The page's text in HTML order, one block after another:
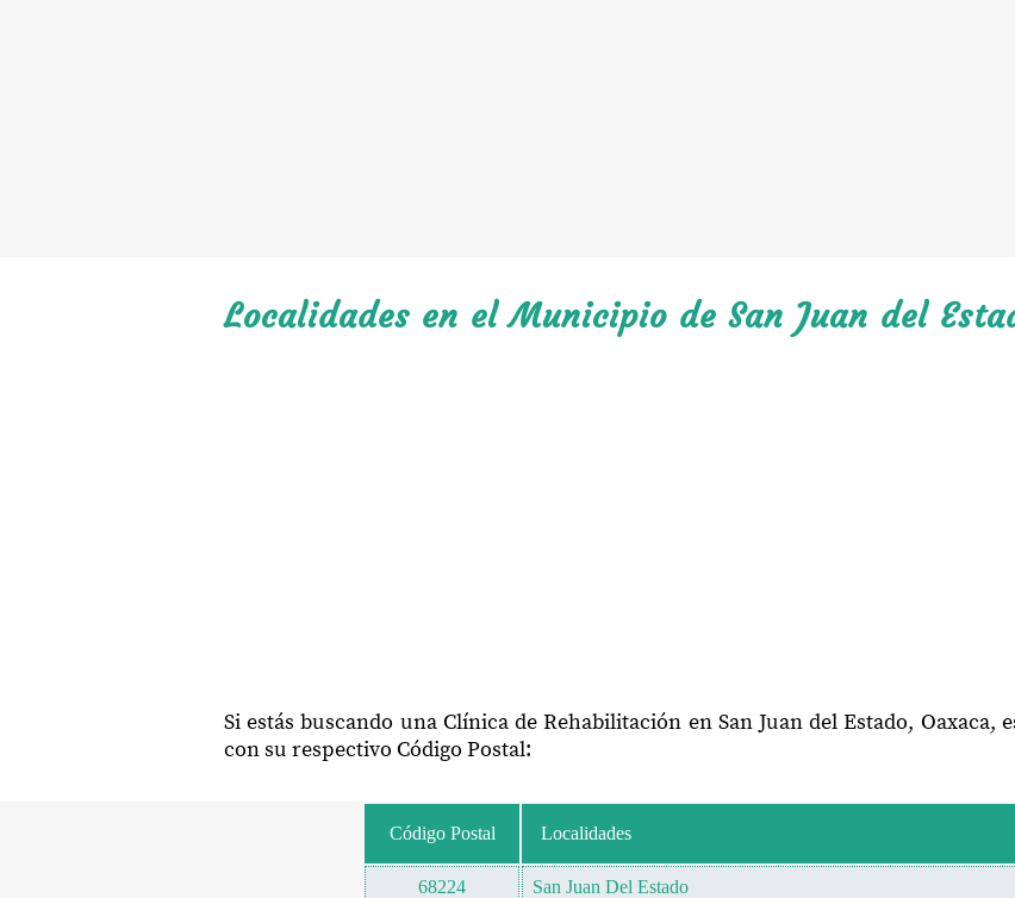
Localidades en el Municipio de San Juan del
Si estás buscando una Clínica de Rehabilitación en San Juan del Estado, Oaxaca,
con su respectivo Código Postal:
Código Postal Localidades
68224 San Juan Del Estado